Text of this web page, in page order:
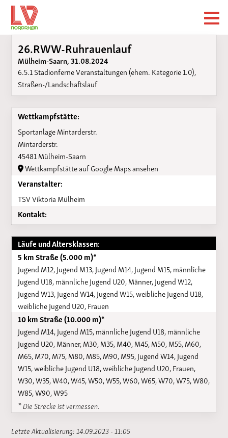
26.RWW-Ruhrauenlauf
Mülheim-Saarn, 31.08.2024
6.5.1 Stadionferne Veranstaltungen (ehem. Kategorie 1.0),
Straßen-/Landschaftslauf
Wettkampfstätte:
Sportanlage Mintarderstr.
Mintarderstr.
45481 Mülheim-Saarn
Wettkampfstätte auf Google Maps ansehen
Veranstalter:
TSV Viktoria Mülheim
Kontakt:
Läufe und Altersklassen:
5 km Straße (5.000 m)*
Jugend M12, Jugend M13, Jugend M14, Jugend M15, männliche
Jugend U18, männliche Jugend U20, Männer, Jugend W12,
Jugend W13, Jugend W14, Jugend W15, weibliche Jugend U18,
weibliche Jugend U20, Frauen
10 km Straße (10.000 m)*
Jugend M14, Jugend M15, männliche Jugend U18, männliche
Jugend U20, Männer, M30, M35, M40, M45, M50, M55, M60,
M65, M70, M75, M80, M85, M90, M95, Jugend W14, Jugend
W15, weibliche Jugend U18, weibliche Jugend U20, Frauen,
W30, W35, W40, W45, W50, W55, W60, W65, W70, W75, W80,
W85, W90, W95
* Die Strecke ist vermessen.
Letzte Aktualisierung: 14.09.2023 - 11:05